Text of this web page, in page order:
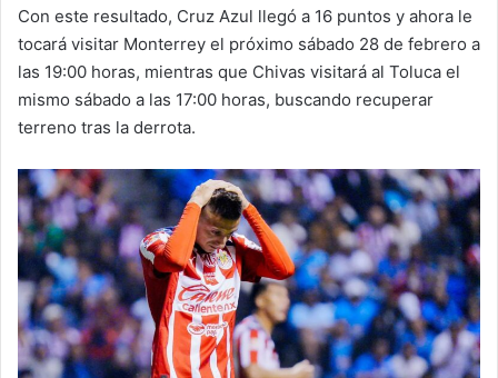
Con este resultado, Cruz Azul llegó a 16 puntos y ahora le
tocará visitar Monterrey el próximo sábado 28 de febrero a
las 19:00 horas, mientras que Chivas visitará al Toluca el
mismo sábado a las 17:00 horas, buscando recuperar
terreno tras la derrota.